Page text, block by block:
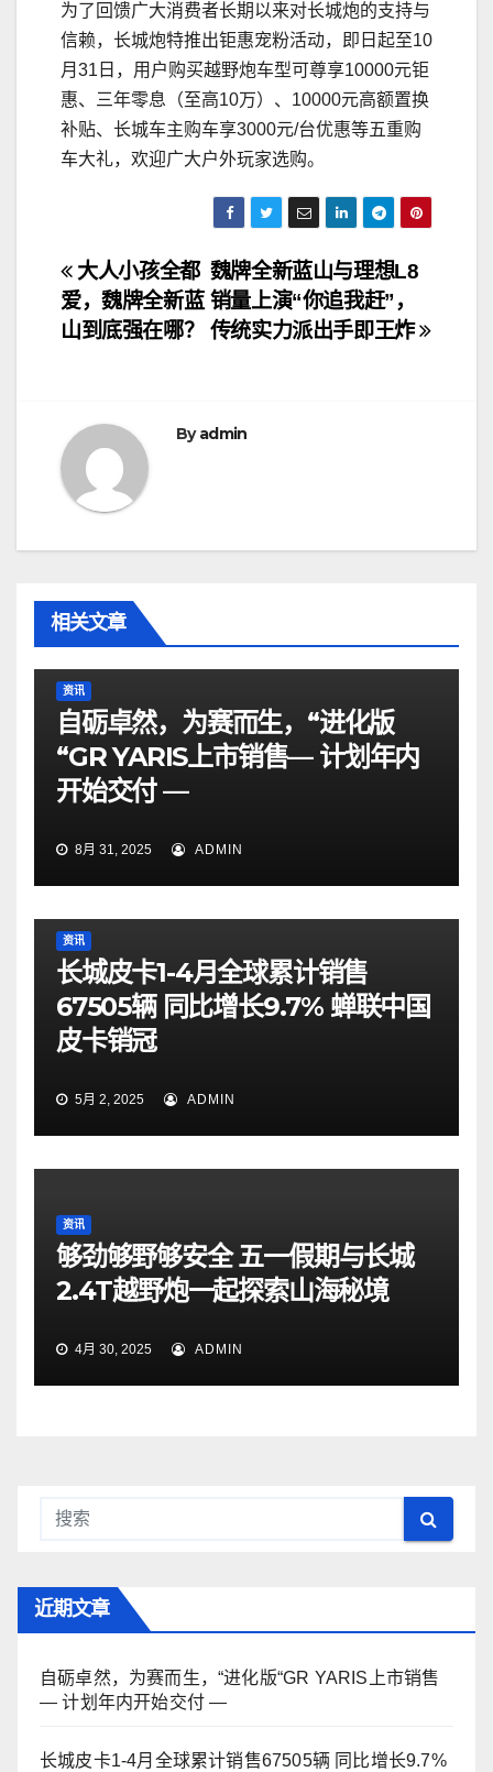
为了回馈广大消费者长期以来对长城炮的支持与
信赖，长城炮特推出钜惠宠粉活动，即日起至10
月31日，用户购买越野炮车型可尊享10000元钜
惠、三年零息（至高10万）、10000元高额置换
补贴、长城车主购车享3000元/台优惠等五重购
车大礼，欢迎广大户外玩家选购。
文
章
航
魏牌全新蓝山与理想L8
销量上演“你追我赶”，
传统实力派出手即王炸
大人小孩全都
爱，魏牌全新蓝
山到底强在哪？
Byadmin
相关文章
资讯
自砺卓然，为赛而生，“进化版
“GR YARIS上市销售— 计划年内
开始交付 —
8月 31, 2025 ADMIN
资讯
长城皮卡1-4月全球累计销售
67505辆 同比增长9.7% 蝉联中国
皮卡销冠
5月 2, 2025 ADMIN
资讯
够劲够野够安全 五一假期与长城
2.4T越野炮一起探索山海秘境
4月 30, 2025 ADMIN
近期文章
自砺卓然，为赛而生，“进化版“GR YARIS上市销售
— 计划年内开始交付 —
长城皮卡1-4月全球累计销售67505辆 同比增长9.7%